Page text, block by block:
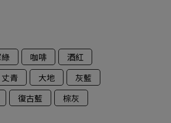
咖啡
酒紅
丈青 大地
灰藍
復古藍
棕灰